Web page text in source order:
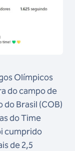
Olímpicos
do campo de
Brasil (COB)
do Time
cumprido
de 2,5